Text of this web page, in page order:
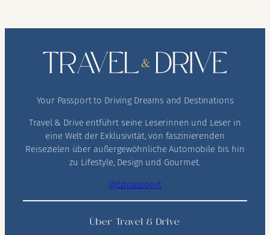
Your Passport to Driving Dreams and Destinations
Travel & Drive entführt seine Leserinnen und Leser in
eine Welt der Exklusivität, von faszinierenden
Reisezielen über außergewöhnliche Automobile bis hin
zu Lifestyle, Design und Gourmet.
@tdpassport
Über Travel & Drive